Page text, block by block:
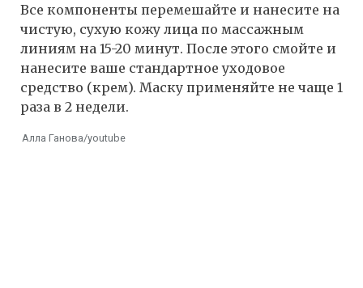
Все компоненты перемешайте и нанесите на
чистую, сухую кожу лица по массажным
линиям на 15-20 минут. После этого смойте и
нанесите ваше стандартное уходовое
средство (крем). Маску применяйте не чаще 1
раза в 2 недели.
Алла Ганова/youtube